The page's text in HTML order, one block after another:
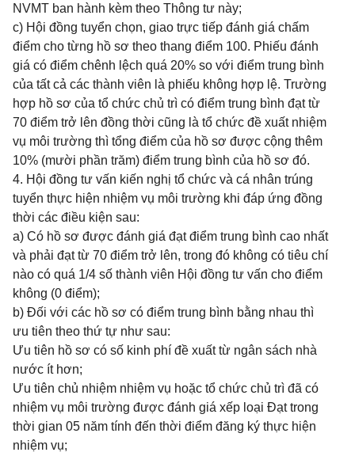
NVMT ban hành kèm theo Thông tư này;
c) Hội đồng tuyển chọn, giao trực tiếp đánh giá chấm
điểm cho từng hồ sơ theo thang điểm 100. Phiếu đánh
giá có điểm chênh lệch quá 20% so với điểm trung bình
của tất cả các thành viên là phiếu không hợp lệ. Trường
hợp hồ sơ của tổ chức chủ trì có điểm trung bình đạt từ
70 điểm trở lên đồng thời cũng là tổ chức đề xuất nhiệm
vụ môi trường thì tổng điểm của hồ sơ được cộng thêm
10% (mười phần trăm) điểm trung bình của hồ sơ đó.
4. Hội đồng tư vấn kiến nghị tổ chức và cá nhân trúng
tuyển thực hiện nhiệm vụ môi trường khi đáp ứng đồng
thời các điều kiện sau:
a) Có hồ sơ được đánh giá đạt điểm trung bình cao nhất
và phải đạt từ 70 điểm trở lên, trong đó không có tiêu chí
nào có quá 1/4 số thành viên Hội đồng tư vấn cho điểm
không (0 điểm);
b) Đối với các hồ sơ có điểm trung bình bằng nhau thì
ưu tiên theo thứ tự như sau:
Ưu tiên hồ sơ có số kinh phí đề xuất từ ngân sách nhà
nước ít hơn;
Ưu tiên chủ nhiệm nhiệm vụ hoặc tổ chức chủ trì đã có
nhiệm vụ môi trường được đánh giá xếp loại Đạt trong
thời gian 05 năm tính đến thời điểm đăng ký thực hiện
nhiệm vụ;